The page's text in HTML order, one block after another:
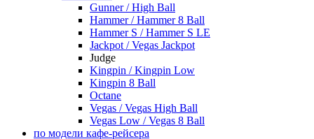
Gunner / High Ball
Hammer / Hammer 8 Ball
Hammer S / Hammer S LE
Jackpot / Vegas Jackpot
Judge
Kingpin / Kingpin Low
Kingpin 8 Ball
Octane
Vegas / Vegas High Ball
Vegas Low / Vegas 8 Ball
по модели кафе-рейсера